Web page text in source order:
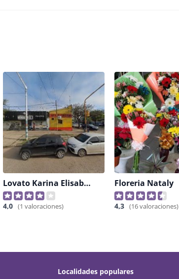
Lovato Karina Elisabeth
4,0 (1 valoraciones)
Floreria Nataly
4,3 (16 valoraciones)
Localidades populares